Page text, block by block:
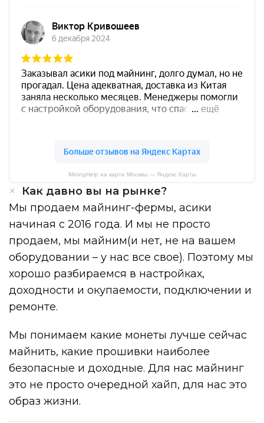
MiningHelp на карте Москвы — Яндекс Карты
Как давно вы на рынке?
Мы продаем майнинг-фермы, асики
начиная с 2016 года. И мы не просто
продаем, мы майним(и нет, не на вашем
оборудовании – у нас все свое). Поэтому мы
хорошо разбираемся в настройках,
доходности и окупаемости, подключении и
ремонте.
Мы понимаем какие монеты лучше сейчас
майнить, какие прошивки наиболее
безопасные и доходные. Для нас майнинг
это не просто очередной хайп, для нас это
образ жизни.